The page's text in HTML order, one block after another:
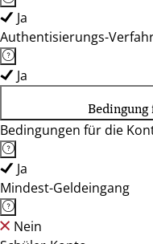
Ja
Authentisierungs-
Ja
Bedingungen für die
Ja
Mindest-Geldeingang
Nein